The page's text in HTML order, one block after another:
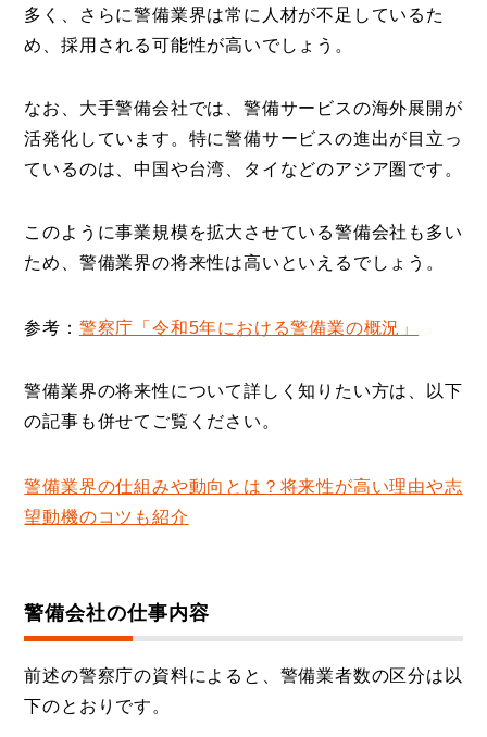
多く、さらに警備業界は常に人材が不足しているた
め、採用される可能性が高いでしょう。
なお、大手警備会社では、警備サービスの海外展開が
活発化しています。特に警備サービスの進出が目立っ
ているのは、中国や台湾、タイなどのアジア圏です。
このように事業規模を拡大させている警備会社も多い
ため、警備業界の将来性は高いといえるでしょう。
参考： 警察庁「令和5年における警備業の概況」
警備業界の将来性について詳しく知りたい方は、以下
の記事も併せてご覧ください。
警備業界の仕組みや動向とは？将来性が高い理由や志
望動機のコツも紹介
警備会社の仕事内容
前述の警察庁の資料によると、警備業者数の区分は以
下のとおりです。